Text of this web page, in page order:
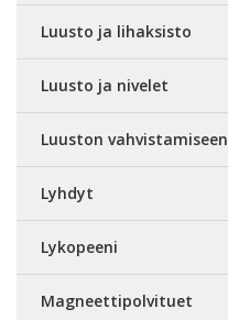
Luusto ja lihaksisto
Luusto ja nivelet
Luuston vahvistamiseen
Lyhdyt
Lykopeeni
Magneettipolvituet